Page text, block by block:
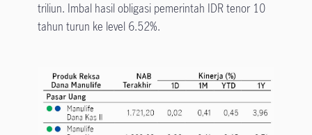
triliun. Imbal hasil obligasi pemerintah IDR tenor 10
tahun turun ke level 6.52%.